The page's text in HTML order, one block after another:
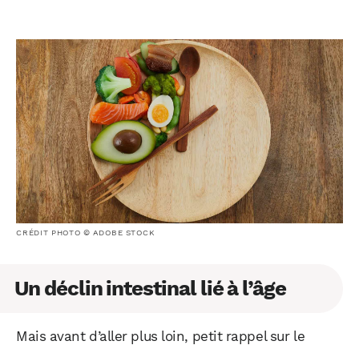
CRÉDIT PHOTO © ADOBE STOCK
Un déclin intestinal lié à l’âge
Mais avant d’aller plus loin, petit rappel sur le